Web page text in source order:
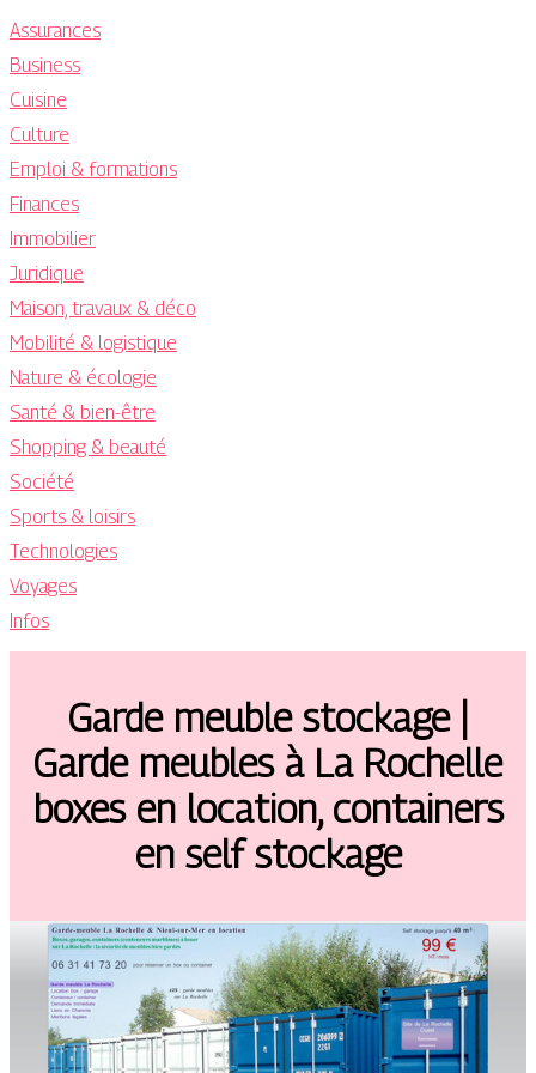
Assurances
Business
Cuisine
Culture
Emploi & formations
Finances
Immobilier
Juridique
Maison, travaux & déco
Mobilité & logistique
Nature & écologie
Santé & bien-être
Shopping & beauté
Société
Sports & loisirs
Technologies
Voyages
Infos
Garde meuble stockage |
Garde meubles à La Rochelle
boxes en location, containers
en self stockage